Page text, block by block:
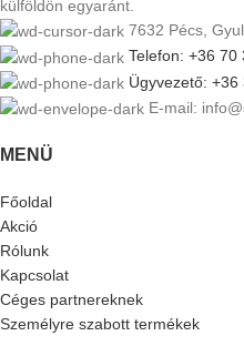
külföldön egyaránt.
7632 Pécs,
Telefon: +36 70
Ügyvezető:
E-mail:
MENÜ
Főoldal
Akció
Rólunk
Kapcsolat
Céges partnereknek
Személyre szabott termékek